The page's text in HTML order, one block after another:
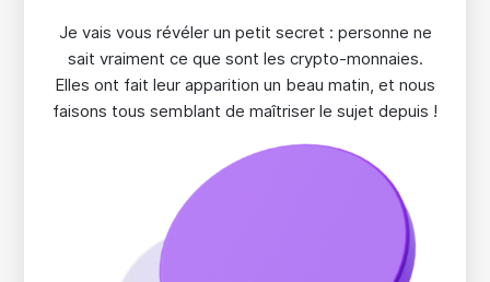
Je vais vous révéler un petit secret : personne ne
sait vraiment ce que sont les crypto-monnaies.
Elles ont fait leur apparition un beau matin, et nous
faisons tous semblant de maîtriser le sujet depuis !